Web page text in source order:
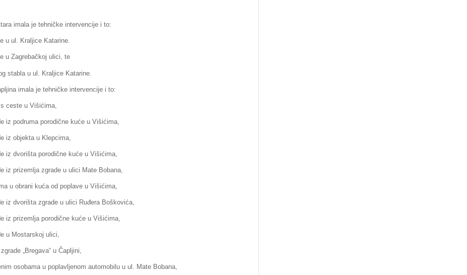
imala je tehničke intervencije i to:
u ul. Kraljice Katarine.
u Zagrebačkoj ulici, te
stabla u ul. Kraljice Katarine.
imala je tehničke intervencije i to:
ceste u Višićima,
podruma porodične kuće u Višićima,
iz objekta u Klepcima,
iz dvorišta porodične kuće u Višićima,
prizemlja zgrade u ulici Mate Bobana,
u obrani kuća od poplave u Višićima,
dvorišta zgrade u ulici Ruđera Boškovića,
prizemlja porodične kuće u Višićima,
u Mostarskoj ulici,
„Bregava“ u Čapljini,
osobama u poplavljenom automobilu u ul. Mate Bobana,